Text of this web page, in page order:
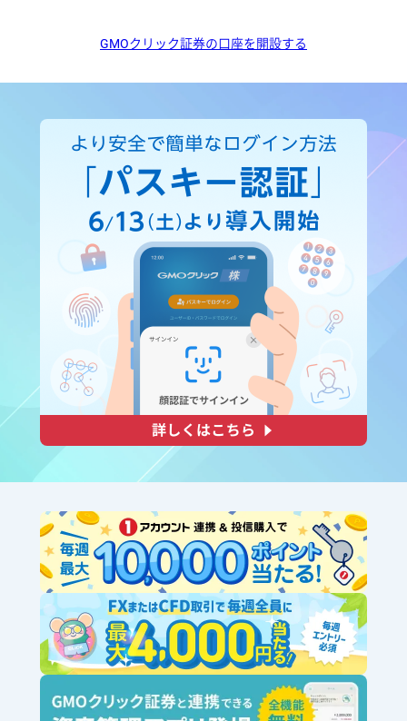
GMOクリック証券の口座を開設する